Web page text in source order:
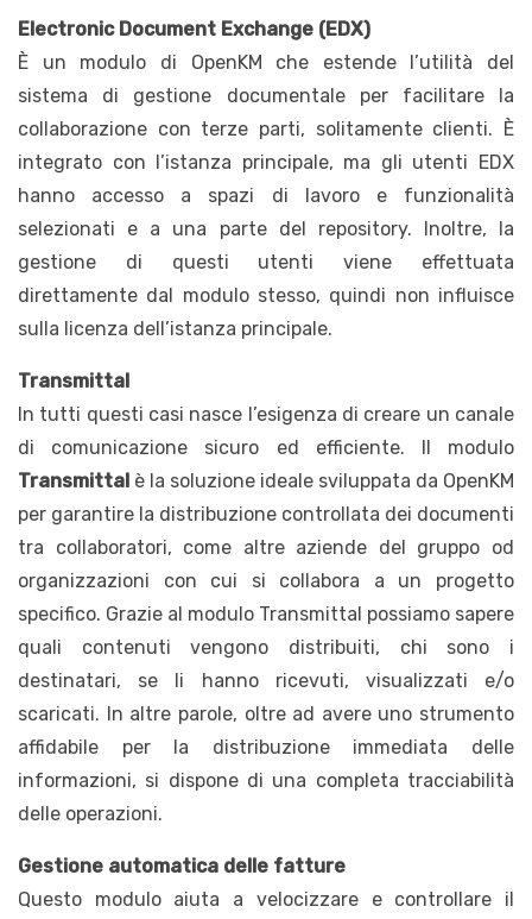
Electronic Document Exchange (EDX)
È un modulo di OpenKM che estende l’utilità del
sistema di gestione documentale per facilitare la
collaborazione con terze parti, solitamente clienti. È
integrato con l’istanza principale, ma gli utenti EDX
hanno accesso a spazi di lavoro e funzionalità
selezionati e a una parte del repository. Inoltre, la
gestione di questi utenti viene effettuata
direttamente dal modulo stesso, quindi non influisce
sulla licenza dell’istanza principale.
Transmittal
In tutti questi casi nasce l’esigenza di creare un canale
di comunicazione sicuro ed efficiente. Il modulo
Transmittal è la soluzione ideale sviluppata da OpenKM
per garantire la distribuzione controllata dei documenti
tra collaboratori, come altre aziende del gruppo od
organizzazioni con cui si collabora a un progetto
specifico. Grazie al modulo Transmittal possiamo sapere
quali contenuti vengono distribuiti, chi sono i
destinatari, se li hanno ricevuti, visualizzati e/o
scaricati. In altre parole, oltre ad avere uno strumento
affidabile per la distribuzione immediata delle
informazioni, si dispone di una completa tracciabilità
delle operazioni.
Gestione automatica delle fatture
Questo modulo aiuta a velocizzare e controllare il